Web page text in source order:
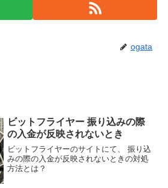
ogata
ビットフライヤー 振り込みの際
の入金が反映されないとき
ビットフライヤーのサイトにて、 振り込
みの際の入金が反映されないときの対処
方法とは？